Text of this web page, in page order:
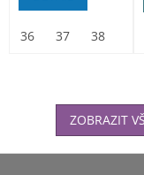
36 37 38
ZOBRAZIT
Z